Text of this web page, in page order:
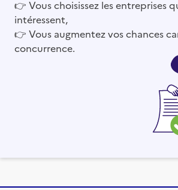
👉 Vous choisissez les entreprises
intéressent,
👉 Vous augmentez vos chances
concurrence.